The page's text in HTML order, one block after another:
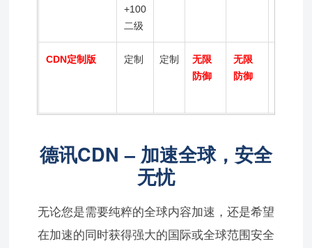
+100
二级
CDN定制版 定制 定制
无限
防御
无限
防御
德讯CDN – 加速全球，安全
无忧
无论您是需要纯粹的全球内容加速，还是希望
在加速的同时获得强大的国际或全球范围安全